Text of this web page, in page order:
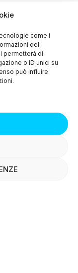
come i
del
permetterà di
o ID unici su
può influire